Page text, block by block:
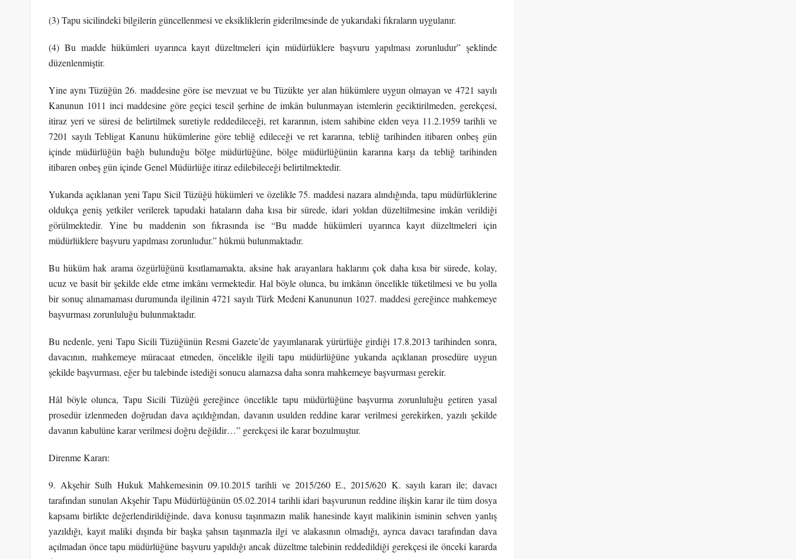
(3) Tapu sicilindeki bilgilerin güncellenmesi ve eksikliklerin giderilmesinde de yukarıdaki fıkraların uygulanır.
(4) Bu madde hükümleri uyarınca kayıt düzeltmeleri için müdürlüklere başvuru yapılması zorunludur” şeklinde
düzenlenmiştir.
Yine aynı Tüzüğün 26. maddesine göre ise mevzuat ve bu Tüzükte yer alan hükümlere uygun olmayan ve 4721 sayılı
Kanunun 1011 inci maddesine göre geçici tescil şerhine de imkân bulunmayan istemlerin geciktirilmeden, gerekçesi,
itiraz yeri ve süresi de belirtilmek suretiyle reddedileceği, ret kararının, istem sahibine elden veya 11.2.1959 tarihli ve
7201 sayılı Tebligat Kanunu hükümlerine göre tebliğ edileceği ve ret kararına, tebliğ tarihinden itibaren onbeş gün
içinde müdürlüğün bağlı bulunduğu bölge müdürlüğüne, bölge müdürlüğünün kararına karşı da tebliğ tarihinden
itibaren onbeş gün içinde Genel Müdürlüğe itiraz edilebileceği belirtilmektedir.
Yukarıda açıklanan yeni Tapu Sicil Tüzüğü hükümleri ve özelikle 75. maddesi nazara alındığında, tapu müdürlüklerine
oldukça geniş yetkiler verilerek tapudaki hataların daha kısa bir sürede, idari yoldan düzeltilmesine imkân verildiği
görülmektedir. Yine bu maddenin son fıkrasında ise “Bu madde hükümleri uyarınca kayıt düzeltmeleri için
müdürlüklere başvuru yapılması zorunludur.” hükmü bulunmaktadır.
Bu hüküm hak arama özgürlüğünü kısıtlamamakta, aksine hak arayanlara haklarını çok daha kısa bir sürede, kolay,
ucuz ve basit bir şekilde elde etme imkânı vermektedir. Hal böyle olunca, bu imkânın öncelikle tüketilmesi ve bu yolla
bir sonuç alınamaması durumunda ilgilinin 4721 sayılı Türk Medeni Kanununun 1027. maddesi gereğince mahkemeye
başvurması zorunluluğu bulunmaktadır.
Bu nedenle, yeni Tapu Sicili Tüzüğünün Resmi Gazete’de yayımlanarak yürürlüğe girdiği 17.8.2013 tarihinden sonra,
davacının, mahkemeye müracaat etmeden, öncelikle ilgili tapu müdürlüğüne yukarıda açıklanan prosedüre uygun
şekilde başvurması, eğer bu talebinde istediği sonucu alamazsa daha sonra mahkemeye başvurması gerekir.
Hâl böyle olunca, Tapu Sicili Tüzüğü gereğince öncelikle tapu müdürlüğüne başvurma zorunluluğu getiren yasal
prosedür izlenmeden doğrudan dava açıldığından, davanın usulden reddine karar verilmesi gerekirken, yazılı şekilde
davanın kabulüne karar verilmesi doğru değildir…” gerekçesi ile karar bozulmuştur.
Direnme Kararı:
9. Akşehir Sulh Hukuk Mahkemesinin 09.10.2015 tarihli ve 2015/260 E., 2015/620 K. sayılı kararı ile; davacı
tarafından sunulan Akşehir Tapu Müdürlüğünün 05.02.2014 tarihli idari başvurunun reddine ilişkin karar ile tüm dosya
kapsamı birlikte değerlendirildiğinde, dava konusu taşınmazın malik hanesinde kayıt malikinin isminin sehven yanlış
yazıldığı, kayıt maliki dışında bir başka şahsın taşınmazla ilgi ve alakasının olmadığı, ayrıca davacı tarafından dava
açılmadan önce tapu müdürlüğüne başvuru yapıldığı ancak düzeltme talebinin reddedildiği gerekçesi ile önceki kararda